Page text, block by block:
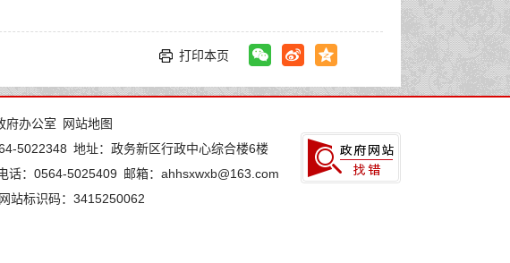
打印本页
府办公室
网站地图
5022348 地址：政务新区行政中心综合楼6楼
话：0564-5025409 邮箱：ahhsxwxb@163.com
网站标识码：3415250062